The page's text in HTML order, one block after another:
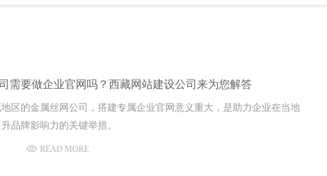
需要做企业官网吗？西藏网站建设公司来为您解答
区的金属丝网公司，搭建专属企业官网意义重大，是助力企业在当地
品牌影响力的关键举措。
READ MORE